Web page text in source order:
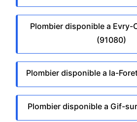
Plombier disponible a Evry-
(91080)
Plombier disponible a la-
Plombier disponible a Gif-